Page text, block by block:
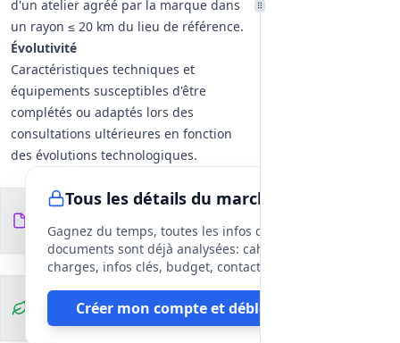
d'un atelier agréé par la marque dans
un rayon ≤ 20 km du lieu de référence.
Évolutivité
Caractéristiques techniques et
équipements susceptibles d'être
complétés ou adaptés lors des
consultations ultérieures en fonction
des évolutions technologiques.
Tous les détails du marché
Gagnez du temps, toutes les infos des
documents sont déjà analysées: cahier des
charges, infos clés, budget, contact, etc
Créer mon compte et débloquer
Documents du
DCE
fichiers
Clauses
environnementales